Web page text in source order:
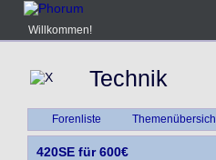
Willkommen!
Technik
Forenliste
420SE für 600€